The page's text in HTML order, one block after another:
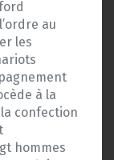
au
les
à la
confection
hommes